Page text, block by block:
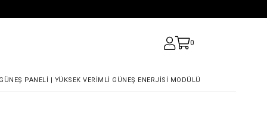
0
PANELI | YÜKSEK VERIMLI GÜNEŞ ENERJISI MODÜLÜ